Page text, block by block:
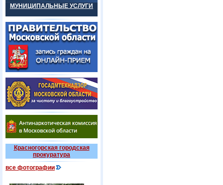
МУНИЦИПАЛЬНЫЕ УСЛУГИ
Красногорская городская
прокуратура
все фотографии